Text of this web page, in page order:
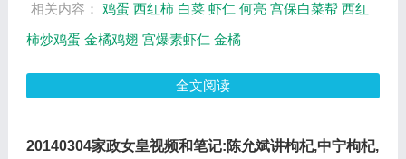
相关内容： 鸡蛋 西红柿 白菜 虾仁 何亮 宫保白菜帮 西红
柿炒鸡蛋 金橘鸡翅 宫爆素虾仁 金橘
全文阅读
20140304家政女皇视频和笔记:陈允斌讲枸杞,中宁枸杞,